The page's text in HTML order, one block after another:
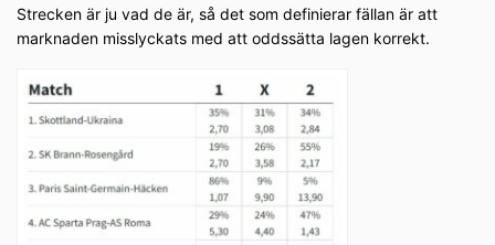
Strecken är ju vad de är, så det som definierar fällan är att
marknaden misslyckats med att oddssätta lagen korrekt.